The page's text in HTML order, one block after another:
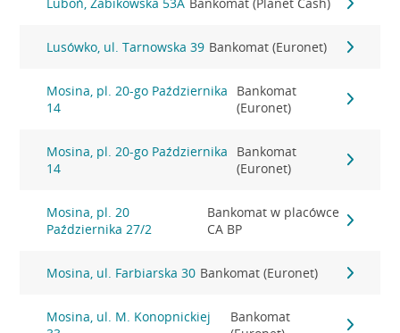
Lusówko, ul. Tarnowska 39 Bankomat (Euronet)
Mosina, pl. 20-go Października
14
Bankomat
(Euronet)
Mosina, pl. 20-go Października
14
Bankomat
(Euronet)
Mosina, pl. 20
Października 27/2
Bankomat w placówce
CA BP
Mosina, ul. Farbiarska 30 Bankomat (Euronet)
Mosina, ul. M. Konopnickiej
Bankomat